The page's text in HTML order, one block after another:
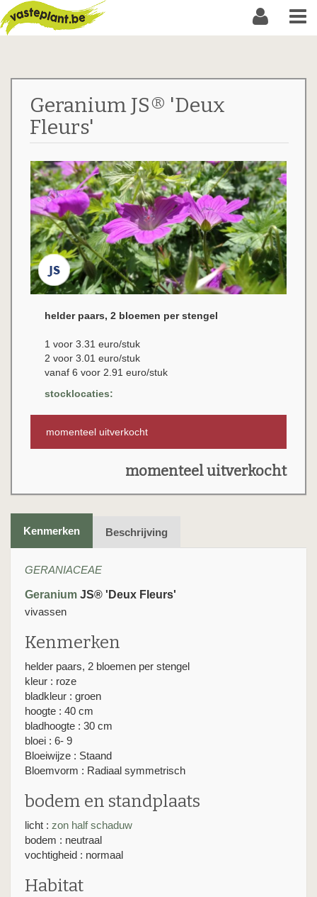
Geranium JS® 'Deux
Fleurs'
helder paars, 2 bloemen per stengel
1 voor 3.31 euro/stuk
2 voor 3.01 euro/stuk
vanaf 6 voor 2.91 euro/stuk
stocklocaties:
momenteel uitverkocht
momenteel uitverkocht
Kenmerken Beschrijving
GERANIACEAE
Geranium JS® 'Deux Fleurs'
vivassen
Kenmerken
helder paars, 2 bloemen per stengel
kleur : roze
bladkleur : groen
hoogte : 40 cm
bladhoogte : 30 cm
bloei : 6- 9
Bloeiwijze : Staand
Bloemvorm : Radiaal symmetrisch
bodem en standplaats
licht : zon half schaduw
bodem : neutraal
vochtigheid : normaal
Habitat